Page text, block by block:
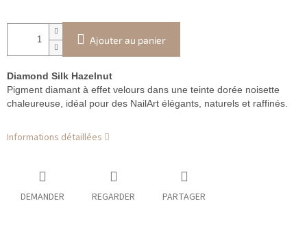
Ajouter au panier
Diamond Silk Hazelnut
Pigment diamant à effet velours dans une teinte dorée noisette
chaleureuse, idéal pour des NailArt élégants, naturels et raffinés.
Informations détaillées
DEMANDER REGARDER PARTAGER